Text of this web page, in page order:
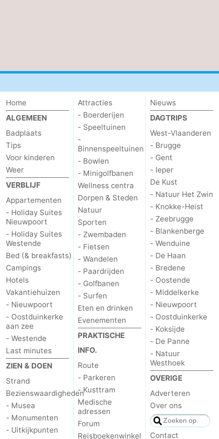
Nieuwpoort
-
Koksijde
-
De
-
Westhoek
Contact
Home
ALGEMEEN
Badplaats
Tips
Voor kinderen
Weer
VERBLIJF
Appartementen
- Holiday Suites
Nieuwpoort
- Holiday Suites
Westende
Bed (& breakfasts)
Campings
Hotels
Vakantiehuizen
- Nieuwpoort
- Oostduinkerke
aan zee
- Westende
Last minutes
ZIEN & DOEN
Strand
Bezienswaardigheden
- Musea
- Monumenten
- Uitkijkpunten
Attracties
- Boerderijen
- Speeltuinen
-
Binnenspeeltuinen
- Bowlen
- Minigolfbanen
Wellness centra
Dorpen & Steden
Natuur
Sporten
- Zwembaden
- Fietsen
- Wandelen
- Paardrijden
- Golfbanen
- Surfen
Eten en drinken
Evenementen
PRAKTISCHE
INFO.
Route
- Parkeren
- Kusttram
Medische
adressen
Forum
Reisboekenwinkel
Nieuws
DAGTRIPS
West-Vlaanderen
- Brugge
- Gent
- Ieper
De Kust
- Natuur Het Zwin
- Knokke-Heist
- Zeebrugge
- Blankenberge
- Wenduine
- De Haan
- Bredene
- Oostende
- Middelkerke
- Nieuwpoort
- Oostduinkerke
- Koksijde
- De Panne
- Natuur
Westhoek
OVERIGE
Adverteren
Over ons
Contact